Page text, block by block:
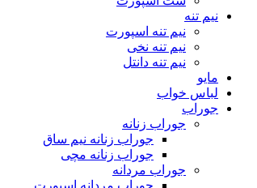
نیم تنه
نیم تنه اسپورت
نیم تنه نخی
نیم تنه دانتل
مایو
لباس خواب
جوراب
جوراب زنانه
جوراب زنانه نیم ساق
جوراب زنانه مچی
جوراب مردانه